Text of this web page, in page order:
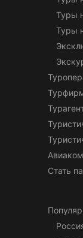
Туры
Туры
Стать